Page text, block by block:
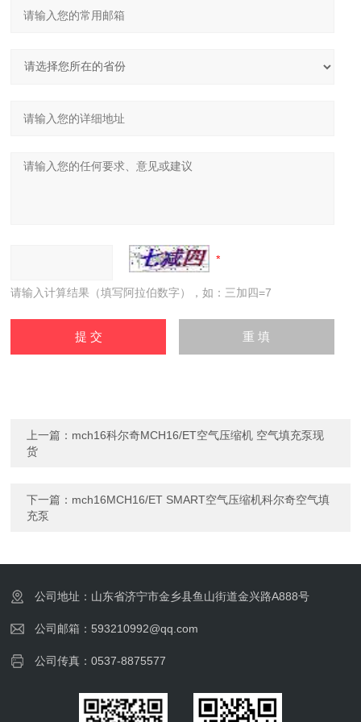
请输入计算结果（填写阿拉伯数字），如：三加四=7
上一篇： mch16科尔奇MCH16/ET空气压缩机 空气填充泵现
货
下一篇： mch16MCH16/ET SMART空气压缩机科尔奇空气填
充泵
公司地址：山东省济宁市金乡县鱼山街道金兴路A888号
公司邮箱：593210992@qq.com
公司传真：0537-8875577